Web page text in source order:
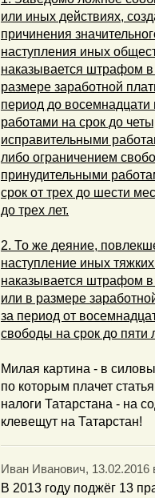
или иных действиях,
причинения
наступления иных
наказывается штрафом
размере заработной
период до
работами на срок до
исправительными
либо ограничением
принудительными
срок от трех до шести
до трех лет.
2. То же деяние,
наступление иных
наказывается штрафом
или в размере
за период от
свободы на срок до пяти
Милая картина - в
по которым плачет
налоги Татарстана - на
клевещут на Татарстан!
Иван Иванович, 13.02.2016
В 2013 году поджёг 13